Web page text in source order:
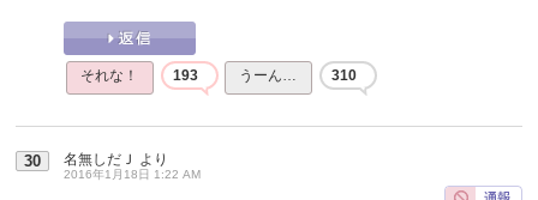
それな！ 193 うーん… 310
30 名無しだＪ より
2016年1月18日 1:22 AM